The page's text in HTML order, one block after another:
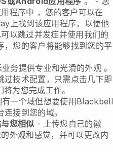
程序中 ，您的客户可以在
上找到该应用程序，以便他
以跳过并发症并使用我们的
，您的客户将能够找到您的平
业务提供专业和光滑的外观。
过技术配置，只需点击几下即
为您完成工作。
一个域但想要使用 Blackbell
连接到您的域。
您相似 - 上传您自己的徽
外观和感觉，并可以更改内